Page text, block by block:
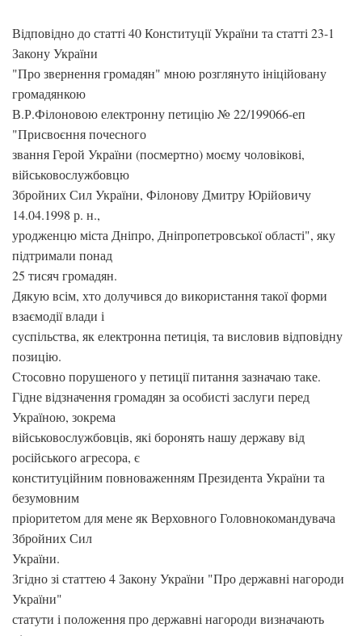
Відповідно до статті 40 Конституції України та статті 23-1
Закону України
"Про звернення громадян" мною розглянуто ініційовану
громадянкою
В.Р.Філоновою електронну петицію № 22/199066-еп
"Присвоєння почесного
звання Герой України (посмертно) моєму чоловікові,
військовослужбовцю
Збройних Сил України, Філонову Дмитру Юрійовичу
14.04.1998 р. н.,
уродженцю міста Дніпро, Дніпропетровської області", яку
підтримали понад
25 тисяч громадян.
Дякую всім, хто долучився до використання такої форми
взаємодії влади і
суспільства, як електронна петиція, та висловив відповідну
позицію.
Стосовно порушеного у петиції питання зазначаю таке.
Гідне відзначення громадян за особисті заслуги перед
Україною, зокрема
військовослужбовців, які боронять нашу державу від
російського агресора, є
конституційним повноваженням Президента України та
безумовним
пріоритетом для мене як Верховного Головнокомандувача
Збройних Сил
України.
Згідно зі статтею 4 Закону України "Про державні нагороди
України"
статути і положення про державні нагороди визначають